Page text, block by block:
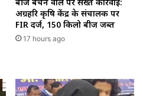
अग्रहरि कृषि केंद्र के संचालक पर
FIR दर्ज, 150 किलो बीज जब्त
17 hours ago